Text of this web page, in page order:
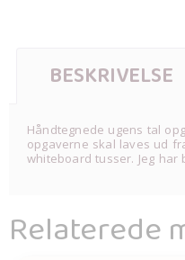
BESKRIVELSE
Håndtegnede ugens tal
opgaverne skal laves ud
whiteboard tusser. Jeg
Relaterede